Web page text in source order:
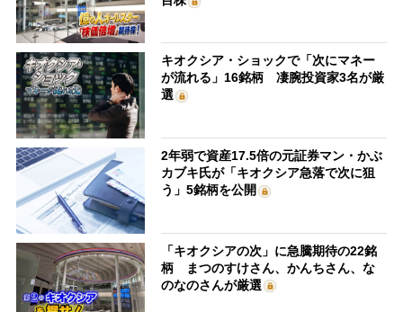
キオクシア・ショックで「次にマネー
が流れる」16銘柄 凄腕投資家3名が厳
選
2年弱で資産17.5倍の元証券マン・かぶ
カブキ氏が「キオクシア急落で次に狙
う」5銘柄を公開
「キオクシアの次」に急騰期待の22銘
柄 まつのすけさん、かんちさん、な
のなのさんが厳選